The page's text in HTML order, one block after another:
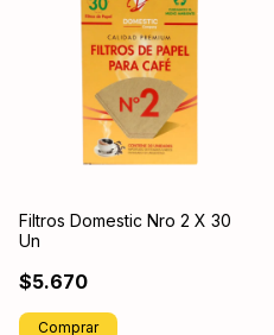
Filtros Domestic Nro 2 X 30
Un
$5.670